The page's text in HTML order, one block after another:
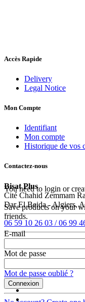
Accès Rapide
Delivery
Legal Notice
Mon Compte
Identifiant
Mon compte
Historique de vos
Contactez-nous
Bisat Plus
Cité Chahid Zemmam
Dar El Beida - Algiers,
06 59 10 26 03 / 06 99
Follow us
You need to login or
Save products on your
friends.
E-mail
Mot de passe
Mot de passe oublié ?
Connexion